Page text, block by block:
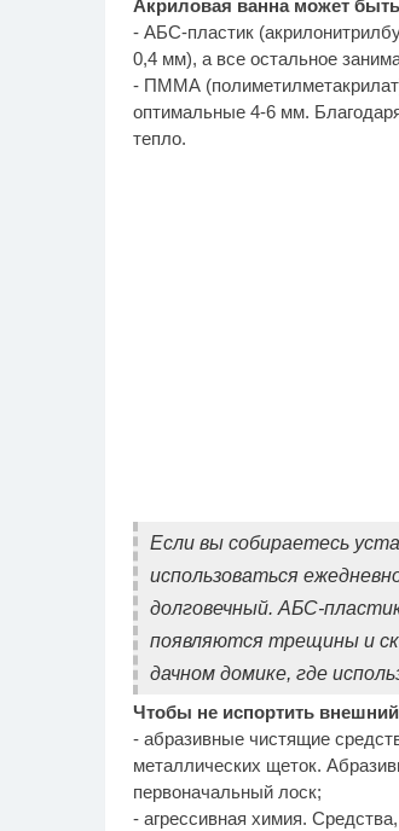
Акриловая ванна может
- АБС-пластик
0,4 мм), а все остальное
- ПММА
оптимальные 4-6 мм.
тепло.
Если вы собираетесь
использоваться
долговечный. АБС-
появляются трещины и
дачном домике, где
Чтобы не испортить
- абразивные чистящие
металлических щеток.
первоначальный лоск;
- агрессивная химия.